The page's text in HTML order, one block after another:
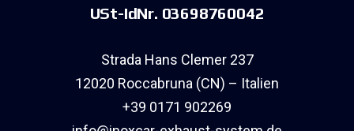
USt-IdNr. 03698760042
Strada Hans Clemer 237
12020 Roccabruna (CN) – Italien
+39 0171 902269